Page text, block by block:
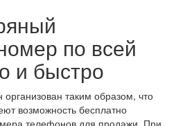
по всей
и быстро
таким образом, что
возможность бесплатно
телефонов для продажи. При